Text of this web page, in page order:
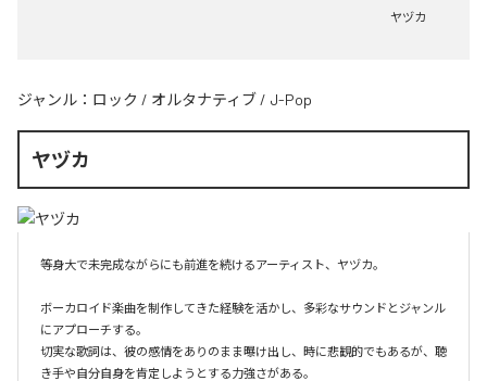
ヤヅカ
ジャンル： ロック / オルタナティブ / J-Pop
ヤヅカ
等身大で未完成ながらにも前進を続けるアーティスト、ヤヅカ。
ボーカロイド楽曲を制作してきた経験を活かし、多彩なサウンドとジャンル
にアプローチする。
切実な歌詞は、彼の感情をありのまま曝け出し、時に悲観的でもあるが、聴
き手や自分自身を肯定しようとする力強さがある。